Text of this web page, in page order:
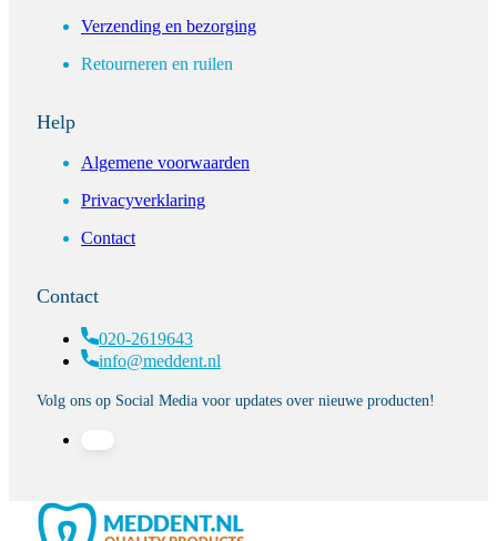
Verzending en bezorging
Retourneren en ruilen
Help
Algemene voorwaarden
Privacyverklaring
Contact
Contact
020-2619643
info@meddent.nl
Volg ons op Social Media voor updates over nieuwe producten!